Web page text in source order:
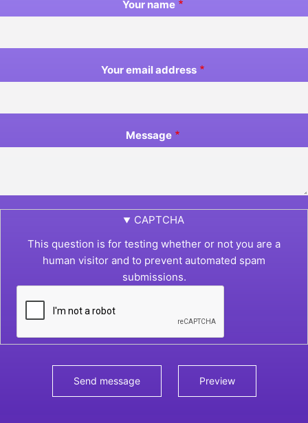
Your name
Your email address
Message
CAPTCHA
This question is for testing whether or not you are a
human visitor and to prevent automated spam
submissions.